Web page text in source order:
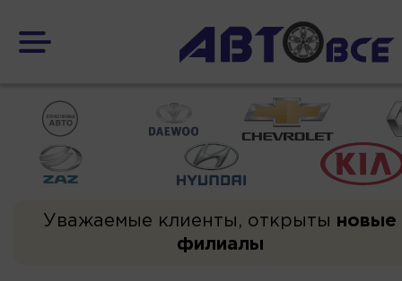
Уважаемые клиенты, открыты новые
филиалы